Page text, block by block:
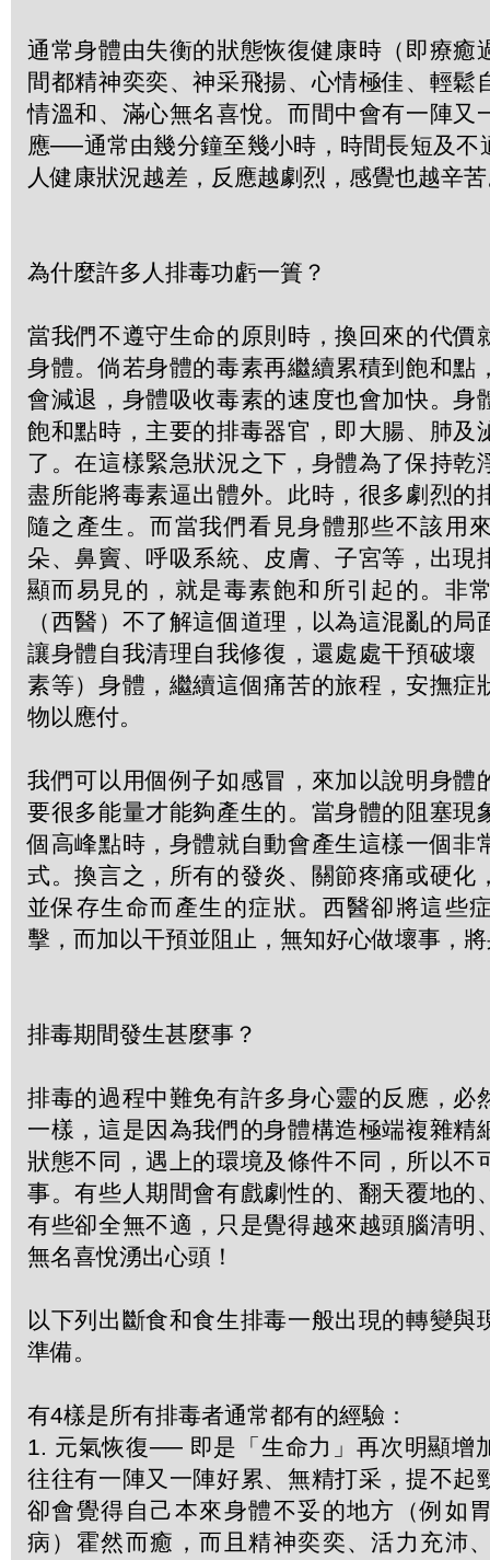
通常身體由失衡的狀態恢復健康時（即療癒
間都精神奕奕、神采飛揚、心情極佳、輕鬆
情溫和、滿心無名喜悅。而間中會有一陣又
應──通常由幾分鐘至幾小時，時間長短及不
人健康狀況越差，反應越劇烈，感覺也越辛
為什麼許多人排毒功虧一簣？
當我們不遵守生命的原則時，換回來的代價
身體。倘若身體的毒素再繼續累積到飽和點
會減退，身體吸收毒素的速度也會加快。身
飽和點時，主要的排毒器官，即大腸、肺及
了。在這樣緊急狀況之下，身體為了保持乾
盡所能將毒素逼出體外。此時，很多劇烈的
隨之產生。而當我們看見身體那些不該用
朵、鼻竇、呼吸系統、皮膚、子宮等，出現
顯而易見的，就是毒素飽和所引起的。非
（西醫）不了解這個道理，以為這混亂的局
讓身體自我清理自我修復，還處處干預破壞
素等）身體，繼續這個痛苦的旅程，安撫症
物以應付。
我們可以用個例子如感冒，來加以說明身體
要很多能量才能夠產生的。當身體的阻塞現
個高峰點時，身體就自動會產生這樣一個非
式。換言之，所有的發炎、關節疼痛或硬化
並保存生命而產生的症狀。西醫卻將這些
擊，而加以干預並阻止，無知好心做壞事，
排毒期間發生甚麼事？
排毒的過程中難免有許多身心靈的反應，必
一樣，這是因為我們的身體構造極端複雜精
狀態不同，遇上的環境及條件不同，所以不
事。有些人期間會有戲劇性的、翻天覆地的
有些卻全無不適，只是覺得越來越頭腦清明
無名喜悅湧出心頭！
以下列出斷食和食生排毒一般出現的轉變與
準備。
有4樣是所有排毒者通常都有的經驗：
1. 元氣恢復── 即是「生命力」再次明顯增
往往有一陣又一陣好累、無精打采，提不起
卻會覺得自己本來身體不妥的地方（例如
病）霍然而癒，而且精神奕奕、活力充沛